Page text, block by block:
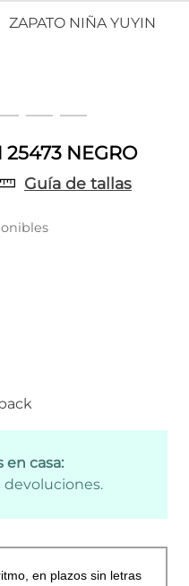
ZAPATO NIÑA YUYIN
25473 NEGRO
Guía de tallas
en casa:
devoluciones.